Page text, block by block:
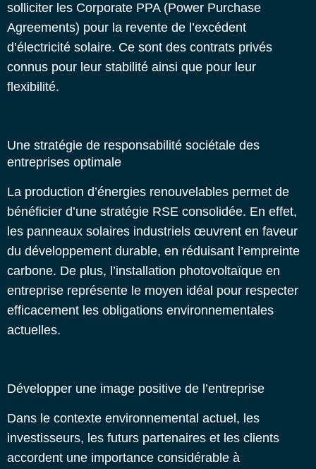
solliciter les Corporate PPA (Power Purchase
Agreements) pour la revente de l’excédent
d’électricité solaire. Ce sont des contrats privés
connus pour leur stabilité ainsi que pour leur
flexibilité.
Une stratégie de responsabilité sociétale des
entreprises optimale
La production d’énergies renouvelables permet de
bénéficier d’une stratégie RSE consolidée. En effet,
les panneaux solaires industriels œuvrent en faveur
du développement durable, en réduisant l’empreinte
carbone. De plus, l’installation photovoltaïque en
entreprise représente le moyen idéal pour respecter
efficacement les obligations environnementales
actuelles.
Développer une image positive de l’entreprise
Dans le contexte environnemental actuel, les
investisseurs, les futurs partenaires et les clients
accordent une importance considérable à